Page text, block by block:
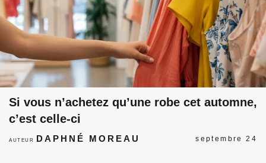
Si vous n’achetez qu’une robe cet automne,
c’est celle-ci
AUTEUR DAPHNÉ MOREAU septembre 24